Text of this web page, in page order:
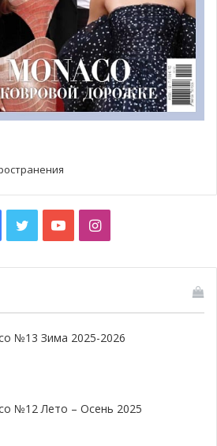
TwitterYouTubeInstagram
№13 Зима 2025-2026
№12 Лето – Осень 2025